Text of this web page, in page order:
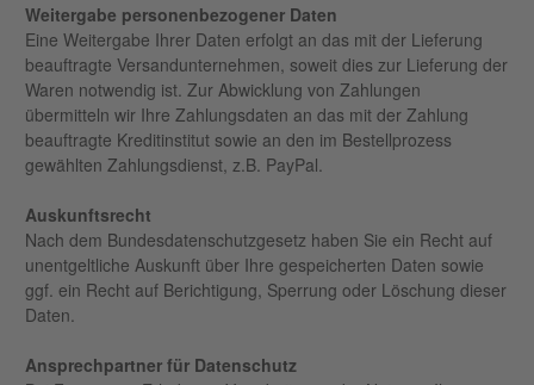
Weitergabe personenbezogener Daten
Eine Weitergabe Ihrer Daten erfolgt an das mit der Lieferung
beauftragte Versandunternehmen, soweit dies zur Lieferung der
Waren notwendig ist. Zur Abwicklung von Zahlungen
übermitteln wir Ihre Zahlungsdaten an das mit der Zahlung
beauftragte Kreditinstitut sowie an den im Bestellprozess
gewählten Zahlungsdienst, z.B. PayPal.
Auskunftsrecht
Nach dem Bundesdatenschutzgesetz haben Sie ein Recht auf
unentgeltliche Auskunft über Ihre gespeicherten Daten sowie
ggf. ein Recht auf Berichtigung, Sperrung oder Löschung dieser
Daten.
Ansprechpartner für Datenschutz